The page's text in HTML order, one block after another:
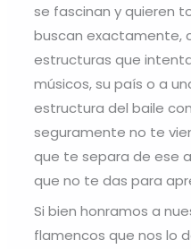
se fascinan y quieren
buscan exactamente,
estructuras que
músicos, su país o a
estructura del baile
seguramente no te
que te separa de ese
que no te das para
Si bien honramos a
flamencos que nos lo